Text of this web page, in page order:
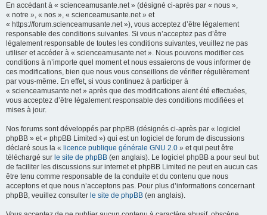
En accédant à « scienceamusante.net » (désigné ci-après par « nous »,
« notre », « nos », « scienceamusante.net » et
« https://forum.scienceamusante.net »), vous acceptez d’être légalement
responsable des conditions suivantes. Si vous n’acceptez pas d’être
légalement responsable de toutes les conditions suivantes, veuillez ne pas
utiliser et accéder à « scienceamusante.net ». Nous pouvons modifier ces
conditions à n’importe quel moment et nous essaierons de vous informer de
ces modifications, bien que nous vous conseillons de vérifier régulièrement
par vous-même. En effet, si vous continuez à participer à
« scienceamusante.net » après que des modifications aient été effectuées,
vous acceptez d’être légalement responsable des conditions modifiées et
mises à jour.
Nos forums sont développés par phpBB (désignés ci-après par « logiciel
phpBB » et « phpBB Limited ») qui est un logiciel de forum de discussions
déclaré sous la « licence publique générale GNU 2.0 » et qui peut être
téléchargé sur le site de phpBB (en anglais). Le logiciel phpBB a pour seul but
de faciliter les discussions sur internet et phpBB Limited ne peut en aucun cas
être tenu comme responsable de la conduite et du contenu que nous
acceptons et que nous n’acceptons pas. Pour plus d’informations concernant
phpBB, veuillez consulter le site de phpBB (en anglais).